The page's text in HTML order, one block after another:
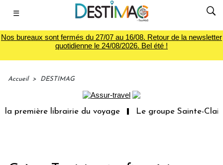
☰
Nos bureaux sont fermés du 27/07 au 16/08. Retour de la newsletter
quotidienne le 24/08/2026. Bel été !
Accueil > DESTIMAG
première librairie du voyage Le groupe Sainte-Claire